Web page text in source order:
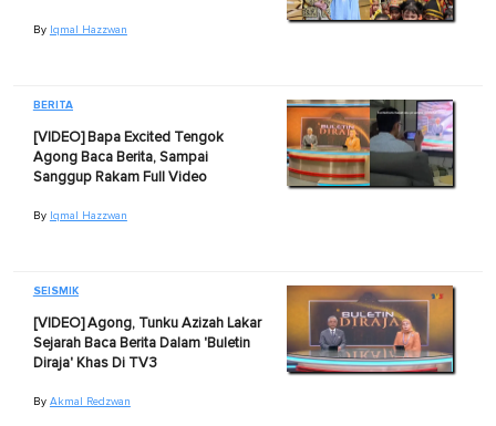
By Iqmal Hazzwan
BERITA
[VIDEO] Bapa Excited Tengok
Agong Baca Berita, Sampai
Sanggup Rakam Full Video
By Iqmal Hazzwan
SEISMIK
[VIDEO] Agong, Tunku Azizah Lakar
Sejarah Baca Berita Dalam 'Buletin
Diraja' Khas Di TV3
By Akmal Redzwan